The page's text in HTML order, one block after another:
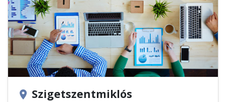
location_on Szigetszentmiklós